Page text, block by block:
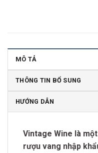
MÔ TẢ
THÔNG TIN BỔ SUNG
HƯỚNG DẪN
Vintage Wine là
rượu vang nhập